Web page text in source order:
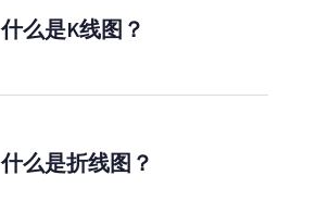
什么是K线图？
什么是折线图？